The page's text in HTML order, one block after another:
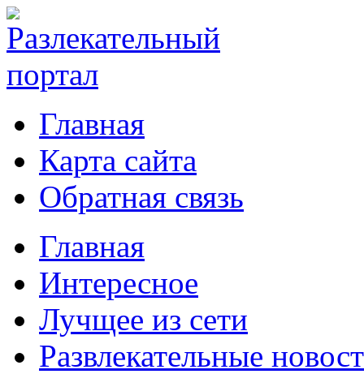
Главная
Карта сайта
Обратная связь
Главная
Интересное
Лучщее из сети
Развлекательные